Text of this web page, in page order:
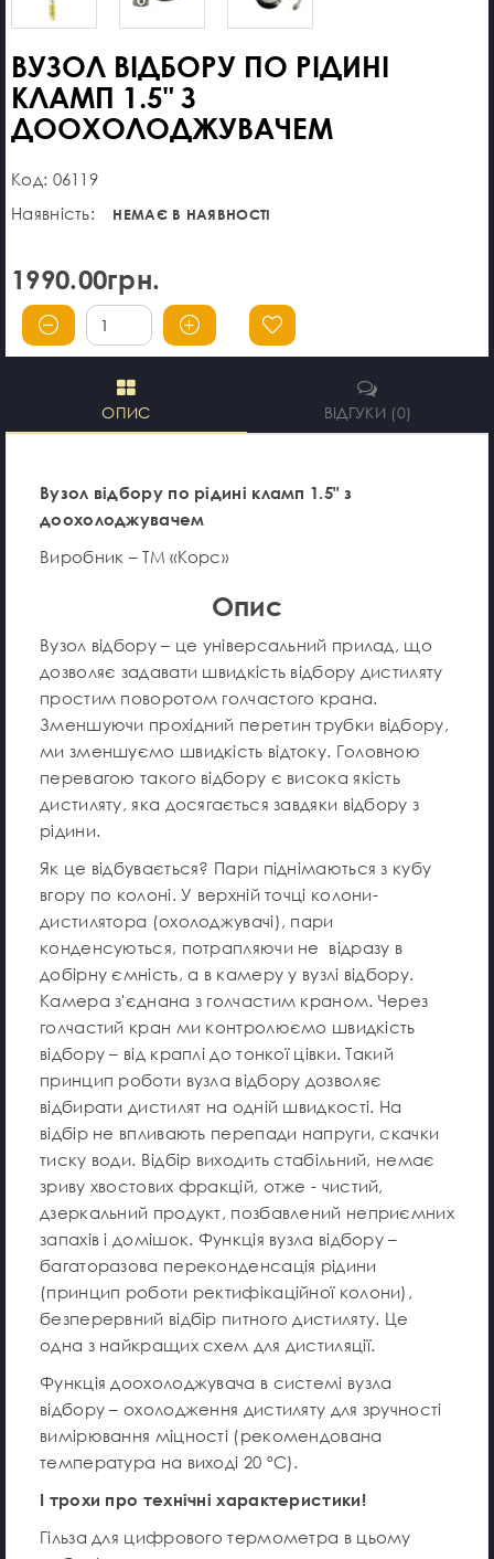
ВУЗОЛ ВІДБОРУ ПО РІДИНІ
КЛАМП 1.5" З
ДООХОЛОДЖУВАЧЕМ
Код: 06119
Наявність:
НЕМАЄ В НАЯВНОСТІ
1990.00грн.
ОПИС ВІДГУКИ (0)
Вузол відбору по рідині кламп 1.5" з
доохолоджувачем
Виробник – ТМ «Корс»
Опис
Вузол відбору – це універсальний прилад, що
дозволяє задавати швидкість відбору дистиляту
простим поворотом голчастого крана.
Зменшуючи прохідний перетин трубки відбору,
ми зменшуємо швидкість відтоку. Головною
перевагою такого відбору є висока якість
дистиляту, яка досягається завдяки відбору з
рідини.
Як це відбувається? Пари піднімаються з кубу
вгору по колоні. У верхній точці колони-
дистилятора (охолоджувачі), пари
конденсуються, потрапляючи не відразу в
добірну ємність, а в камеру у вузлі відбору.
Камера з'єднана з голчастим краном. Через
голчастий кран ми контролюємо швидкість
відбору – від краплі до тонкої цівки. Такий
принцип роботи вузла відбору дозволяє
відбирати дистилят на одній швидкості. На
відбір не впливають перепади напруги, скачки
тиску води. Відбір виходить стабільний, немає
зриву хвостових фракцій, отже - чистий,
дзеркальний продукт, позбавлений неприємних
запахів і домішок. Функція вузла відбору –
багаторазова переконденсація рідини
(принцип роботи ректифікаційної колони),
безперервний відбір питного дистиляту. Це
одна з найкращих схем для дистиляції.
Функція доохолоджувача в системі вузла
відбору – охолодження дистиляту для зручності
вимірювання міцності (рекомендована
температура на виході 20 ºС).
І трохи про технічні характеристики!
Гільза для цифрового термометра в цьому